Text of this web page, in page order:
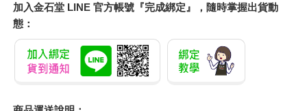
加入金石堂 LINE 官方帳號『完成綁定』，隨時掌握出貨動
態：